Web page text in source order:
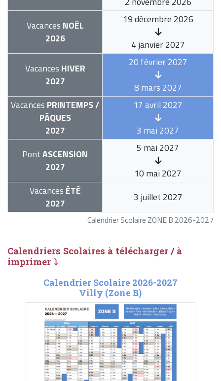
Calendrier Scolaire ZONE B 2026-2027
Vacances NOËL
2026
19 décembre 2026
4 janvier 2027
Vacances HIVER
2027
20 février 2027
8 mars 2027
Vacances PRINTEMPS /
PÂQUES
2027
17 avril 2027
3 mai 2027
PontASCENSION
2027
5 mai 2027
10 mai 2027
Vacances ÉTÉ
2027
3 juillet 2027
Calendriers Scolaires à télécharger / à
imprimer ⤵
Calendrier Scolaire 2026-2027
Villy (Zone B)